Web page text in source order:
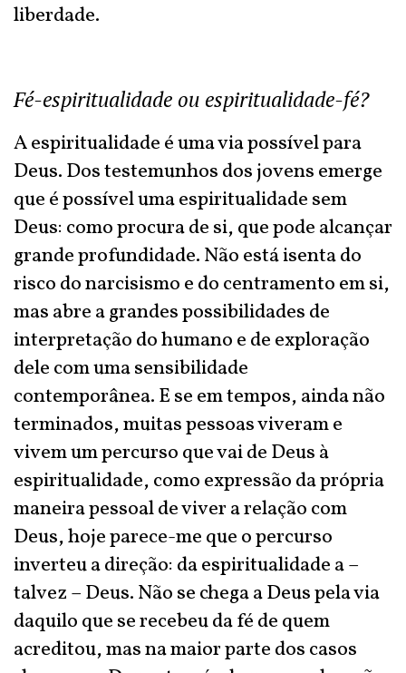
liberdade.
Fé-espiritualidade ou espiritualidade-fé?
A espiritualidade é uma via possível para
Deus. Dos testemunhos dos jovens emerge
que é possível uma espiritualidade sem
Deus: como procura de si, que pode alcançar
grande profundidade. Não está isenta do
risco do narcisismo e do centramento em si,
mas abre a grandes possibilidades de
interpretação do humano e de exploração
dele com uma sensibilidade
contemporânea. E se em tempos, ainda não
terminados, muitas pessoas viveram e
vivem um percurso que vai de Deus à
espiritualidade, como expressão da própria
maneira pessoal de viver a relação com
Deus, hoje parece-me que o percurso
inverteu a direção: da espiritualidade a –
talvez – Deus. Não se chega a Deus pela via
daquilo que se recebeu da fé de quem
acreditou, mas na maior parte dos casos